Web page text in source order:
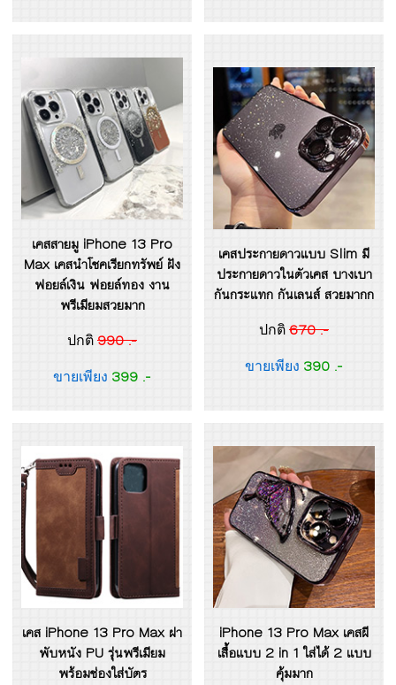
เคสสายมู iPhone 13 Pro
Max เคสนำโชคเรียกทรัพย์ ฝัง
ฟอยล์เงิน ฟอยล์ทอง งาน
พรีเมียมสวยมาก
ปกติ 990 .-
ขายเพียง 399 .-
เคสประกายดาวแบบ Slim มี
ประกายดาวในตัวเคส บางเบา
กันกระแทก กันเลนส์ สวยมากก
ปกติ 670 .-
ขายเพียง 390 .-
เคส iPhone 13 Pro Max ฝา
พับหนัง PU รุ่นพรีเมียม
พร้อมช่องใส่บัตร
iPhone 13 Pro Max เคสผี
เสื้่อแบบ 2 in 1 ใส่ได้ 2 แบบ
คุ้มมาก